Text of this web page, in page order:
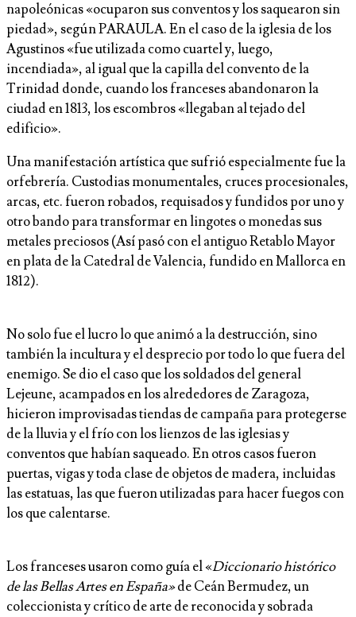
napoleónicas «ocuparon sus conventos y los saquearon sin
piedad», según PARAULA. En el caso de la iglesia de los
Agustinos «fue utilizada como cuartel y, luego,
incendiada», al igual que la capilla del convento de la
Trinidad donde, cuando los franceses abandonaron la
ciudad en 1813, los escombros «llegaban al tejado del
edificio».
Una manifestación artística que sufrió especialmente fue la
orfebrería. Custodias monumentales, cruces procesionales,
arcas, etc. fueron robados, requisados y fundidos por uno y
otro bando para transformar en lingotes o monedas sus
metales preciosos (Así pasó con el antiguo Retablo Mayor
en plata de la Catedral de Valencia, fundido en Mallorca en
1812).
No solo fue el lucro lo que animó a la destrucción, sino
también la incultura y el desprecio por todo lo que fuera del
enemigo. Se dio el caso que los soldados del general
Lejeune, acampados en los alrededores de Zaragoza,
hicieron improvisadas tiendas de campaña para protegerse
de la lluvia y el frío con los lienzos de las iglesias y
conventos que habían saqueado. En otros casos fueron
puertas, vigas y toda clase de objetos de madera, incluidas
las estatuas, las que fueron utilizadas para hacer fuegos con
los que calentarse.
Los franceses usaron como guía el «Diccionario histórico
de las Bellas Artes en España»de Ceán Bermudez, un
coleccionista y crítico de arte de reconocida y sobrada